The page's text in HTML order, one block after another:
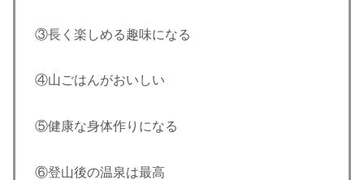
③長く楽しめる趣味になる
④山ごはんがおいしい
⑤健康な身体作りになる
⑥登山後の温泉は最高